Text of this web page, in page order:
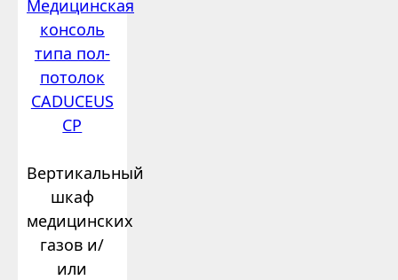
Медицинская
консоль
типа пол-
потолок
CADUCEUS
CP
Вертикальный
шкаф
медицинских
газов и/
или